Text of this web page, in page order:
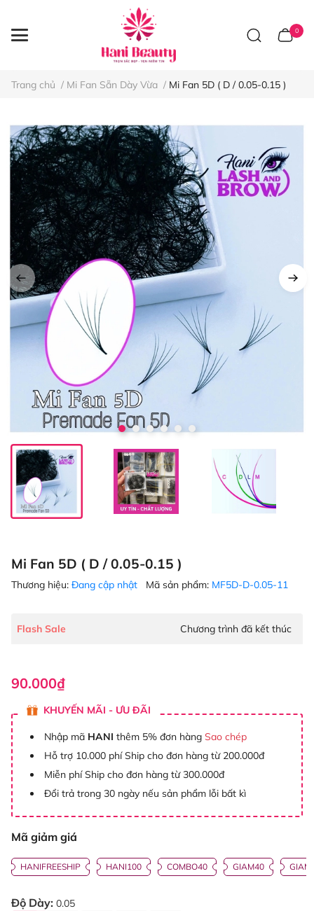
0
Trang chủ / Mi Fan Sẵn Dày Vừa / Mi Fan 5D ( D / 0.05-0.15 )
Mi Fan 5D ( D / 0.05-0.15 )
Thương hiệu: Đang cập nhật Mã sản phẩm: MF5D-D-0.05-11
Flash Sale Chương trình đã kết thúc
90.000₫
KHUYẾN MÃI - ƯU ĐÃI
Nhập mã HANI thêm 5% đơn hàng Sao chép
Hỗ trợ 10.000 phí Ship cho đơn hàng từ 200.000đ
Miễn phí Ship cho đơn hàng từ 300.000đ
Đổi trả trong 30 ngày nếu sản phẩm lỗi bất kì
Mã giảm giá
HANIFREESHIP HANI100 COMBO40 GIAM40
Độ Dày: 0.05